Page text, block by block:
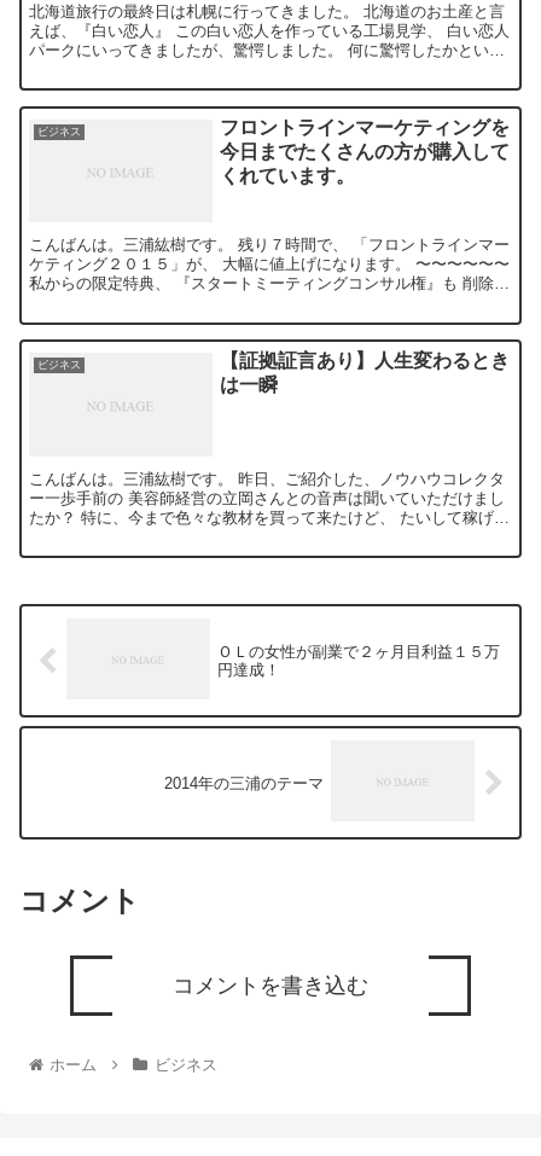
北海道旅行の最終日は札幌に行ってきました。 北海道のお土産と言
えば、『白い恋人』 この白い恋人を作っている工場見学、 白い恋人
パークにいってきましたが、驚愕しました。 何に驚愕したかという
ビジネス
フロントラインマーケティングを
今日までたくさんの方が購入して
くれています。
こんばんは。三浦紘樹です。 残り７時間で、 「フロントラインマー
ケティング２０１５」が、 大幅に値上げになります。 〜〜〜〜〜〜
私からの限定特典、 『スタートミーティングコンサル権』も 削除し
ビジネス
【証拠証言あり】人生変わるとき
は一瞬
こんばんは。三浦紘樹です。 昨日、ご紹介した、ノウハウコレクタ
ー一歩手前の 美容師経営の立岡さんとの音声は聞いていただけまし
たか？ 特に、今まで色々な教材を買って来たけど、 たいして稼げな
ＯＬの女性が副業で２ヶ月目利益１５万
円達成！
2014年の三浦のテーマ
コメント
コメントを書き込む
ホーム ビジネス